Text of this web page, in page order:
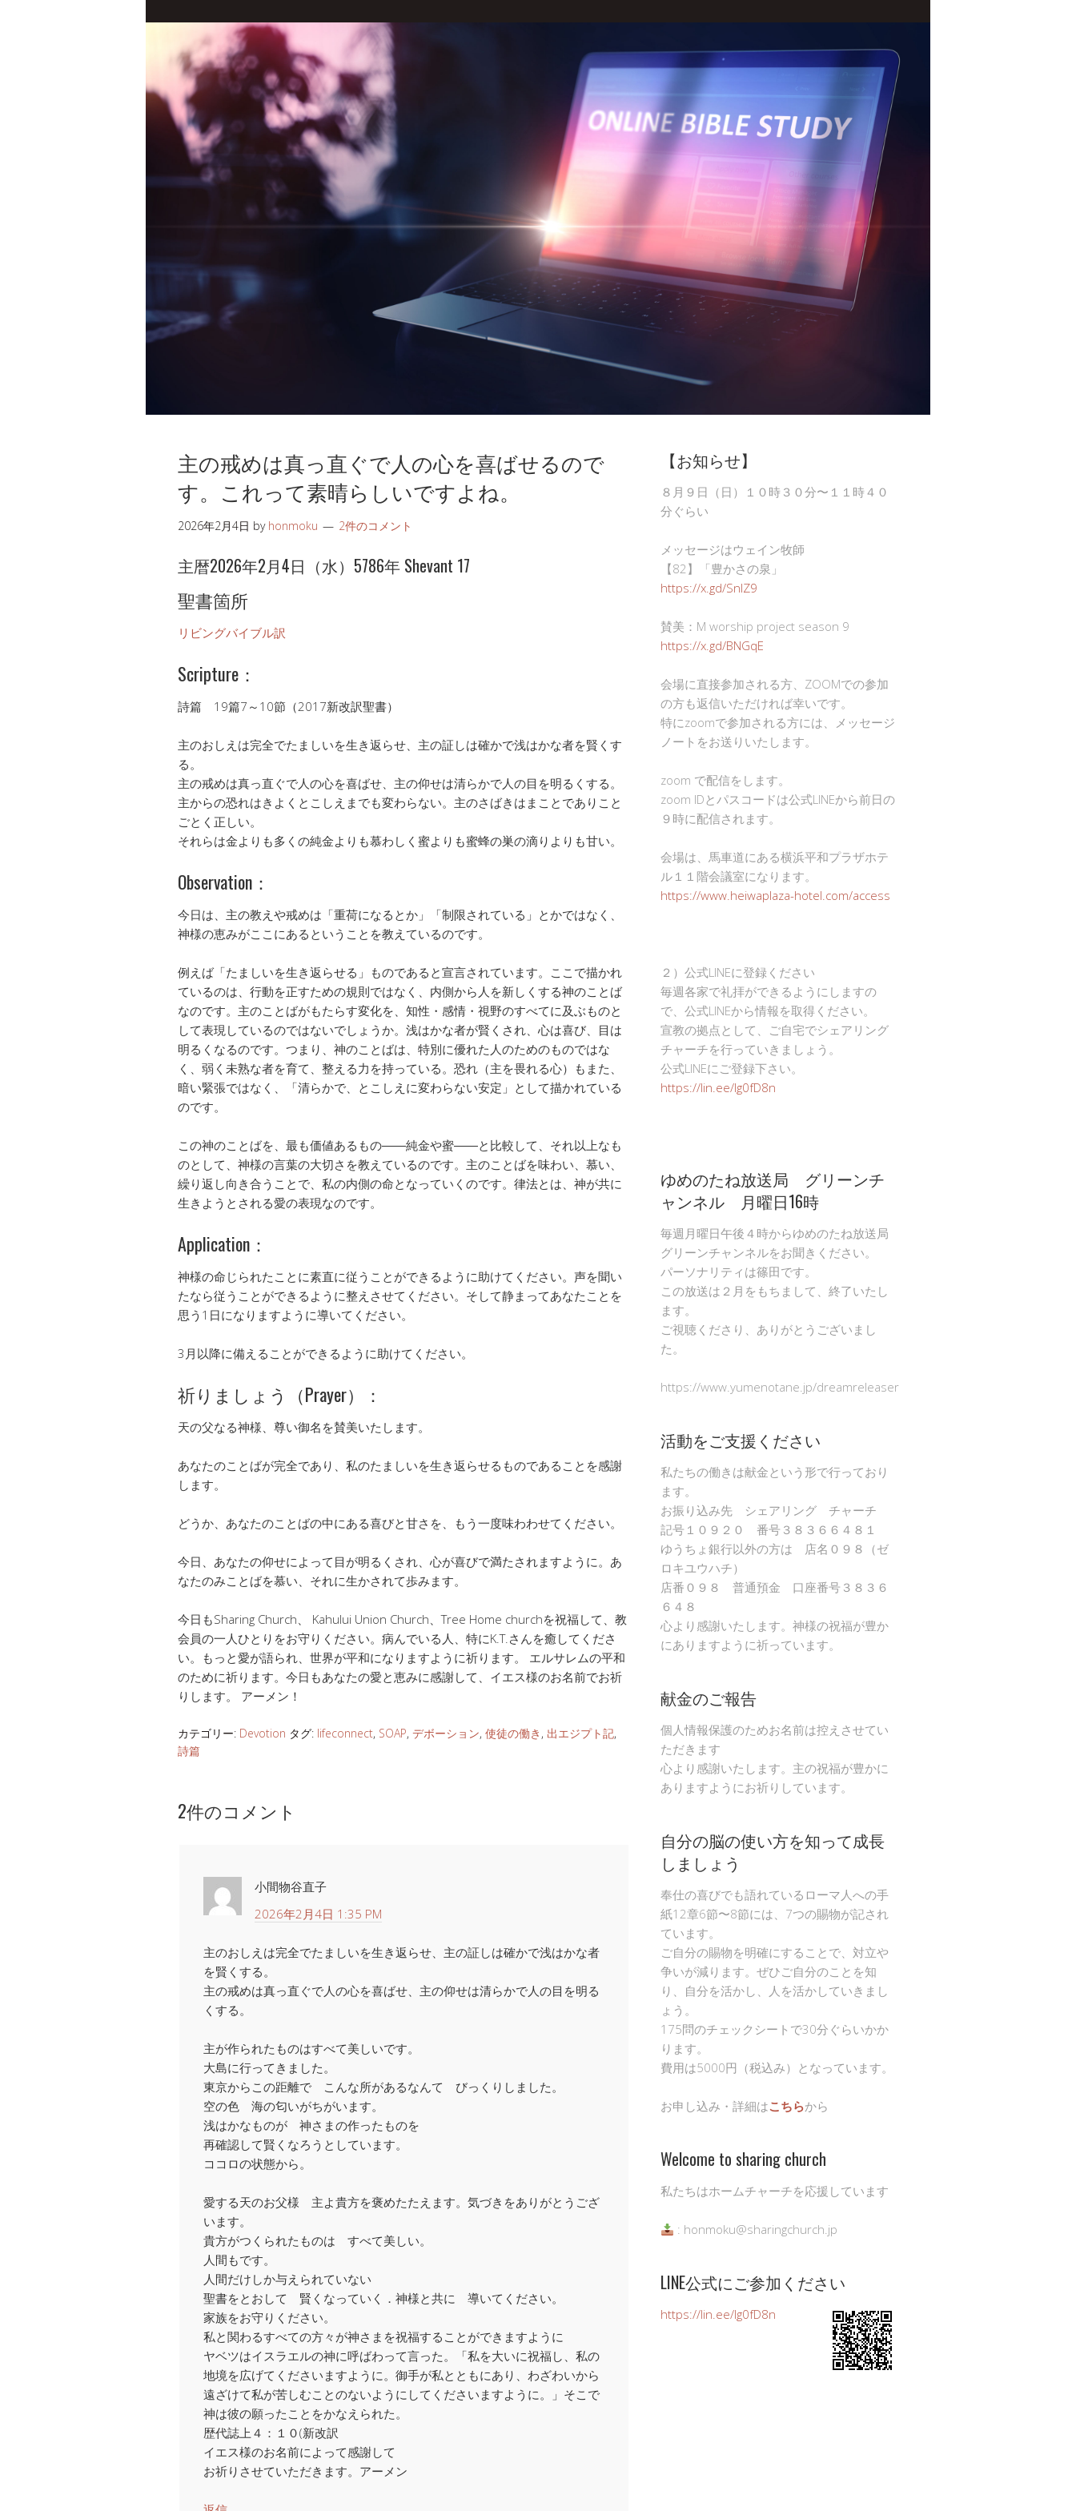
主の戒めは真っ直ぐで人の心を喜ばせるので
す。これって素晴らしいですよね。
2026年2月4日 by honmoku 2件のコメント
主暦2026年2月4日（水）5786年 Shevant 17
聖書箇所
リビングバイブル訳
Scripture：
詩篇 19篇7～10節（2017新改訳聖書）
主のおしえは完全でたましいを生き返らせ、主の証しは確かで浅はかな者を賢くす
る。
主の戒めは真っ直ぐで人の心を喜ばせ、主の仰せは清らかで人の目を明るくする。
主からの恐れはきよくとこしえまでも変わらない。主のさばきはまことでありこと
ごとく正しい。
それらは金よりも多くの純金よりも慕わしく蜜よりも蜜蜂の巣の滴りよりも甘い。
Observation：
今日は、主の教えや戒めは「重荷になるとか」「制限されている」とかではなく、
神様の恵みがここにあるということを教えているのです。
例えば「たましいを生き返らせる」ものであると宣言されています。ここで描かれ
ているのは、行動を正すための規則ではなく、内側から人を新しくする神のことば
なのです。主のことばがもたらす変化を、知性・感情・視野のすべてに及ぶものと
して表現しているのではないでしょうか。浅はかな者が賢くされ、心は喜び、目は
明るくなるのです。つまり、神のことばは、特別に優れた人のためのものではな
く、弱く未熟な者を育て、整える力を持っている。恐れ（主を畏れる心）もまた、
暗い緊張ではなく、「清らかで、とこしえに変わらない安定」として描かれている
のです。
この神のことばを、最も価値あるもの――純金や蜜――と比較して、それ以上なも
のとして、神様の言葉の大切さを教えているのです。主のことばを味わい、慕い、
繰り返し向き合うことで、私の内側の命となっていくのです。律法とは、神が共に
生きようとされる愛の表現なのです。
Application：
神様の命じられたことに素直に従うことができるように助けてください。声を聞い
たなら従うことができるように整えさせてください。そして静まってあなたことを
思う1日になりますように導いてください。
3月以降に備えることができるように助けてください。
祈りましょう（Prayer）：
天の父なる神様、尊い御名を賛美いたします。
あなたのことばが完全であり、私のたましいを生き返らせるものであることを感謝
します。
どうか、あなたのことばの中にある喜びと甘さを、もう一度味わわせてください。
今日、あなたの仰せによって目が明るくされ、心が喜びで満たされますように。あ
なたのみことばを慕い、それに生かされて歩みます。
今日もSharing Church、 Kahului Union Church、Tree Home churchを祝福して、教
会員の一人ひとりをお守りください。病んでいる人、特にK.T.さんを癒してくださ
い。もっと愛が語られ、世界が平和になりますように祈ります。 エルサレムの平和
のために祈ります。今日もあなたの愛と恵みに感謝して、イエス様のお名前でお祈
りします。 アーメン！
カテゴリー: Devotion タグ: lifeconnect, SOAP, デボーション, 使徒の働き , 出エジプト記,
詩篇
2件のコメント
小間物谷直子
2026年2月4日 1:35 PM
主のおしえは完全でたましいを生き返らせ、主の証しは確かで浅はかな者
を賢くする。
主の戒めは真っ直ぐで人の心を喜ばせ、主の仰せは清らかで人の目を明る
くする。
主が作られたものはすべて美しいです。
大島に行ってきました。
東京からこの距離で こんな所があるなんて びっくりしました。
空の色 海の匂いがちがいます。
浅はかなものが 神さまの作ったものを
再確認して賢くなろうとしています。
ココロの状態から。
愛する天のお父様 主よ貴方を褒めたたえます。気づきをありがとうござ
います。
貴方がつくられたものは すべて美しい。
人間もです。
人間だけしか与えられていない
聖書をとおして 賢くなっていく．神様と共に 導いてください。
家族をお守りください。
私と関わるすべての方々が神さまを祝福することができますように
ヤベツはイスラエルの神に呼ばわって言った。「私を大いに祝福し、私の
地境を広げてくださいますように。御手が私とともにあり、わざわいから
遠ざけて私が苦しむことのないようにしてくださいますように。」そこで
神は彼の願ったことをかなえられた。
歴代誌上４：１０(新改訳
イエス様のお名前によって感謝して
お祈りさせていただきます。アーメン
【お知らせ】
８月９日（日）１０時３０分〜１１時４０
分ぐらい
メッセージはウェイン牧師
【82】「豊かさの泉」
https://x.gd/SnlZ9
賛美：M worship project season 9
https://x.gd/BNGqE
会場に直接参加される方、ZOOMでの参加
の方も返信いただければ幸いです。
特にzoomで参加される方には、メッセージ
ノートをお送りいたします。
zoom で配信をします。
zoom IDとパスコードは公式LINEから前日の
９時に配信されます。
会場は、馬車道にある横浜平和プラザホテ
ル１１階会議室になります。
https://www.heiwaplaza-hotel.com/access
２）公式LINEに登録ください
毎週各家で礼拝ができるようにしますの
で、公式LINEから情報を取得ください。
宣教の拠点として、ご自宅でシェアリング
チャーチを行っていきましょう。
公式LINEにご登録下さい。
https://lin.ee/Ig0fD8n
ゆめのたね放送局 グリーンチ
ャンネル 月曜日16時
毎週月曜日午後４時からゆめのたね放送局
グリーンチャンネルをお聞きください。
パーソナリティは篠田です。
この放送は２月をもちまして、終了いたし
ます。
ご視聴くださり、ありがとうございまし
た。
https://www.yumenotane.jp/dreamreleaser
活動をご支援ください
私たちの働きは献金という形で行っており
ます。
お振り込み先 シェアリング チャーチ
記号１０９２０ 番号３８３６６４８１
ゆうちょ銀行以外の方は 店名０９８（ゼ
ロキユウハチ）
店番０９８ 普通預金 口座番号３８３６
６４８
心より感謝いたします。神様の祝福が豊か
にありますように祈っています。
献金のご報告
個人情報保護のためお名前は控えさせてい
ただきます
心より感謝いたします。主の祝福が豊かに
ありますようにお祈りしています。
自分の脳の使い方を知って成長
しましょう
奉仕の喜びでも語れているローマ人への手
紙12章6節〜8節には、7つの賜物が記され
ています。
ご自分の賜物を明確にすることで、対立や
争いが減ります。ぜひご自分のことを知
り、自分を活かし、人を活かしていきまし
ょう。
175問のチェックシートで30分ぐらいかか
ります。
費用は5000円（税込み）となっています。
お申し込み・詳細はこちらから
Welcome to sharing church
私たちはホームチャーチを応援しています
: honmoku@sharingchurch.jp
LINE公式にご参加ください
https://lin.ee/Ig0fD8n